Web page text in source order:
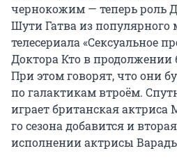
чернокожим — теперь роль
Шути Гатва из популярного
телесериала «Сексуальное
Доктора Кто в продолжении
При этом говорят, что они
по галактикам втроём.
играет британская актриса
го сезона добавится и
исполнении актрисы